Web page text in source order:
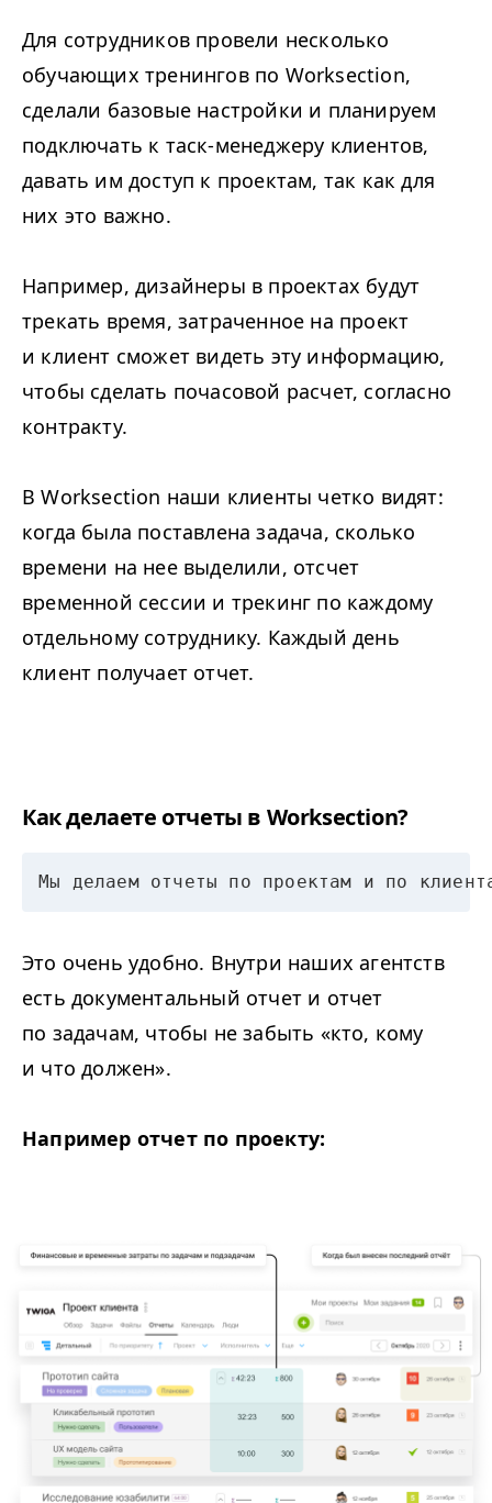
Для сотрудников провели несколько
обучающих тренингов по Worksection,
сделали базовые настройки и планируем
подключать к таск-менеджеру клиентов,
давать им доступ к проектам, так как для
них это важно.
Например, дизайнеры в проектах будут
трекать время, затраченное на проект
и клиент сможет видеть эту информацию,
чтобы сделать почасовой расчет, согласно
контракту.
В Worksection наши клиенты четко видят:
когда была поставлена задача, сколько
времени на нее выделили, отсчет
временной сессии и трекинг по каждому
отдельному сотруднику. Каждый день
клиент получает отчет.
Как делаете отчеты в Worksection?
Мы делаем отчеты по проектам и по
Это очень удобно. Внутри наших агентств
есть документальный отчет и отчет
по задачам, чтобы не забыть «кто, кому
и что должен».
Например отчет по проекту: